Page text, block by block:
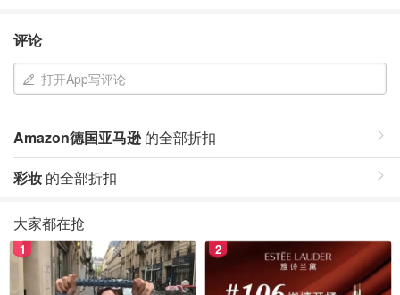
评论
打开App写评论
Amazon德国亚马逊的全部折扣
彩妆 的全部折扣
大家都在抢
1 2